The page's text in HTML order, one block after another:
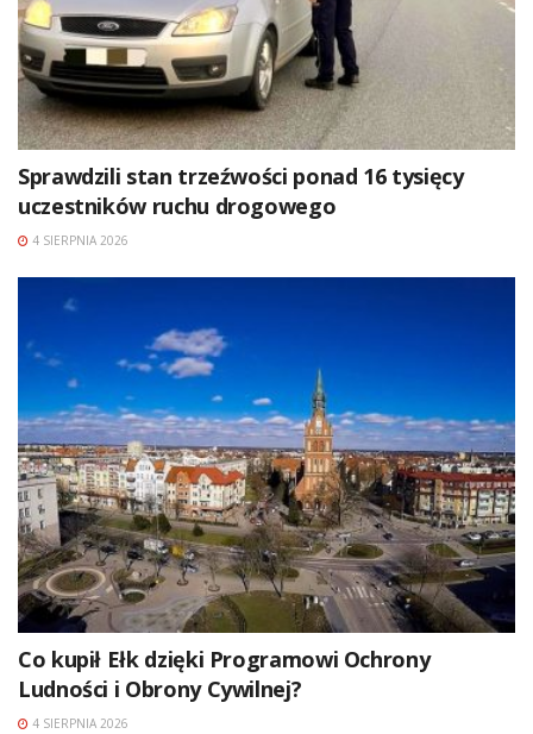
Sprawdzili stan trzeźwości ponad 16 tysięcy
uczestników ruchu drogowego
4 SIERPNIA 2026
Co kupił Ełk dzięki Programowi Ochrony
Ludności i Obrony Cywilnej?
4 SIERPNIA 2026